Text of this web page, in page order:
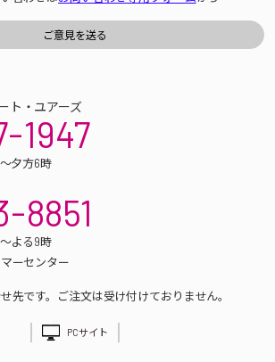
ト・ユアーズ
1947
夕方6時
8851
よる9時
ーセンター
先です。ご注文は受け付けておりません。
PCサイト